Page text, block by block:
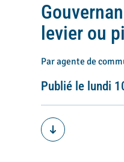
levier ou
Par agente de
Publié le lundi